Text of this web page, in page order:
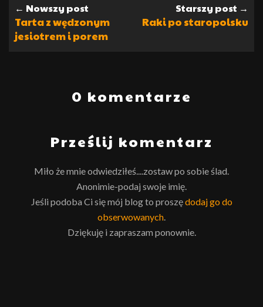
← Nowszy post
Tarta z wędzonym
jesiotrem i porem
Starszy post →
Raki po staropolsku
0 komentarze
Prześlij komentarz
Miło że mnie odwiedziłeś....zostaw po sobie ślad.
Anonimie-podaj swoje imię.
Jeśli podoba Ci się mój blog to proszędodaj go do
obserwowanych
Dziękuję i zapraszam ponownie.